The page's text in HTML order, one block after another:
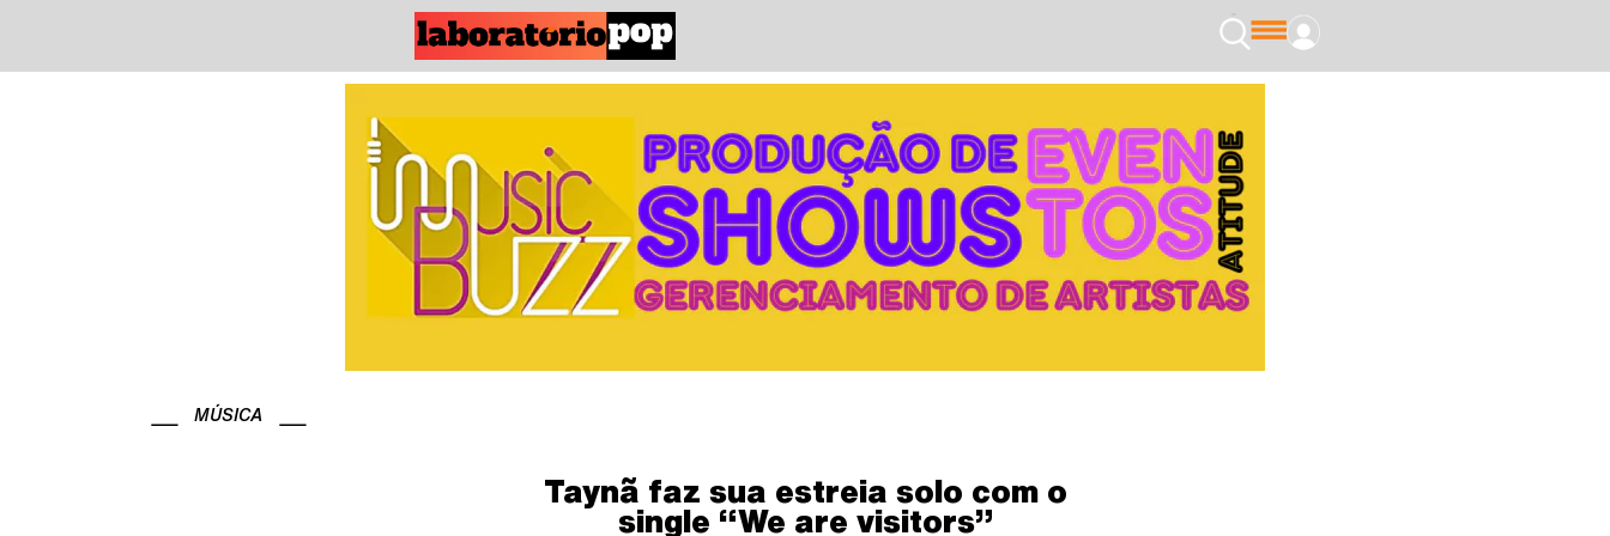
MÚSICA
Taynã faz sua estreia solo com o
single “We are visitors”